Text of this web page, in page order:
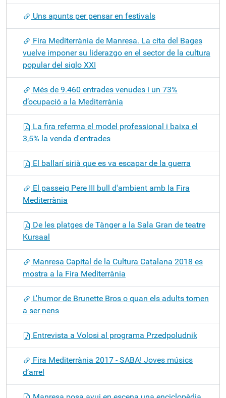
Uns apunts per pensar en festivals
Fira Mediterrània de Manresa. La cita del Bages
vuelve imponer su liderazgo en el sector de la cultura
popular del siglo XXI
Més de 9.460 entrades venudes i un 73%
d’ocupació a la Mediterrània
La fira referma el model professional i baixa el
3,5% la venda d'entrades
El ballarí sirià que es va escapar de la guerra
El passeig Pere III bull d'ambient amb la Fira
Mediterrània
De les platges de Tànger a la Sala Gran de teatre
Kursaal
Manresa Capital de la Cultura Catalana 2018 es
mostra a la Fira Mediterrània
L'humor de Brunette Bros o quan els adults tornen
a ser nens
Entrevista a Volosi al programa Przedpoludnik
Fira Mediterrània 2017 - SABA! Joves músics
d’arrel